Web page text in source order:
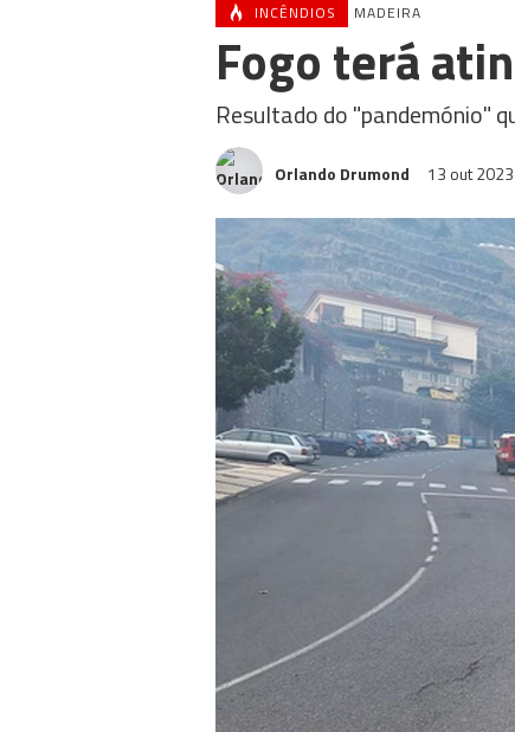
INCÊNDIOS MADEIRA
Fogo terá
Resultado do "pandemónio"
Orlando Drumond 13 out 2023